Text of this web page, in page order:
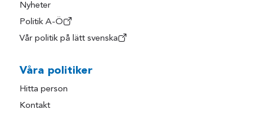
Nyheter
Politik A-Ö
Vår politik på lätt svenska
Våra politiker
Hitta person
Kontakt